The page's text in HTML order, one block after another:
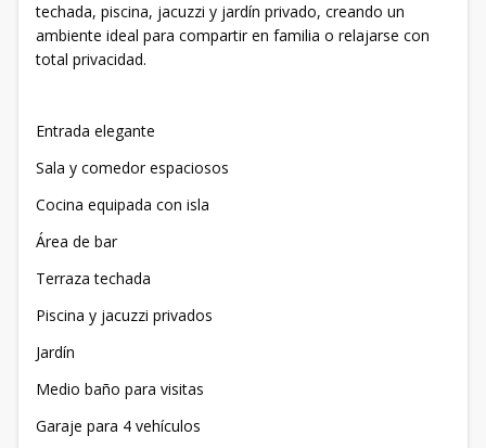
techada, piscina, jacuzzi y jardín privado, creando un
ambiente ideal para compartir en familia o relajarse con
total privacidad.
Entrada elegante
Sala y comedor espaciosos
Cocina equipada con isla
Área de bar
Terraza techada
Piscina y jacuzzi privados
Jardín
Medio baño para visitas
Garaje para 4 vehículos